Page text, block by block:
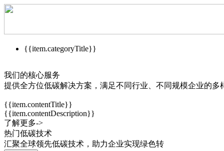
{{item.categoryTitle}}
我们的核心服务
提供全方位低碳解决方案，满足不同行业、不同规模企业的多
{{item.contentTitle}}
{{item.contentDescription}}
了解更多->
热门低碳技术
汇聚全球领先低碳技术，助力企业实现绿色转